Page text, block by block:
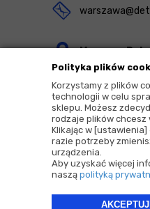
Polityka plików
Korzystamy z plików
technologii w celu
sklepu. Możesz
rodzaje plików chcesz
Klikając w [ustawienia]
razie potrzeby
urządzenia.
Aby uzyskać więcej
naszą polityką
Magazyn
Nomos Sp. z o.o.
ul. Agrestowa 1
83-010 Rekcin
2026 ©